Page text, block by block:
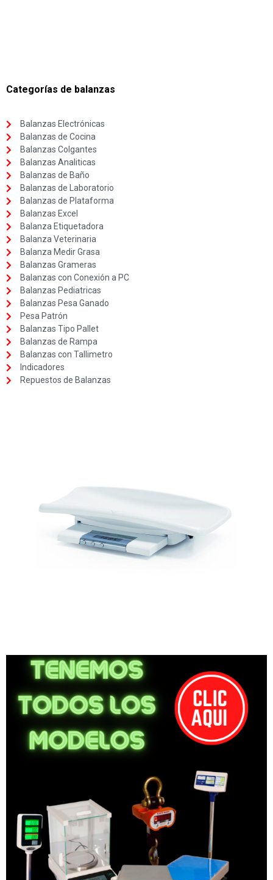
Categorías de balanzas
Balanzas Electrónicas
Balanzas de Cocina
Balanzas Colgantes
Balanzas Analiticas
Balanzas de Baño
Balanzas de Laboratorio
Balanzas de Plataforma
Balanzas Excel
Balanza Etiquetadora
Balanza Veterinaria
Balanza Medir Grasa
Balanzas Grameras
Balanzas con Conexión a PC
Balanzas Pediatricas
Balanzas Pesa Ganado
Pesa Patrón
Balanzas Tipo Pallet
Balanzas de Rampa
Balanzas con Tallimetro
Indicadores
Repuestos de Balanzas